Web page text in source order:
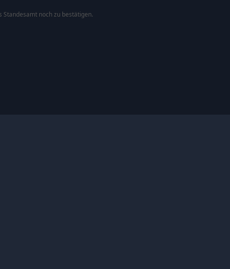
noch zu bestätigen.